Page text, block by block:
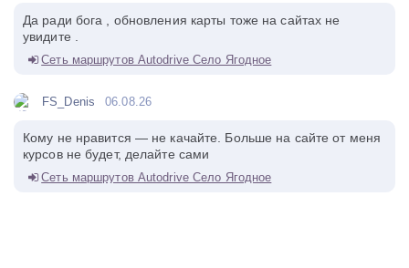
Да ради бога , обновления карты тоже на сайтах не
увидите .
Сеть маршрутов Autodrive Село Ягодное
FS_Denis 06.08.26
Кому не нравится — не качайте. Больше на сайте от меня
курсов не будет, делайте сами
Сеть маршрутов Autodrive Село Ягодное